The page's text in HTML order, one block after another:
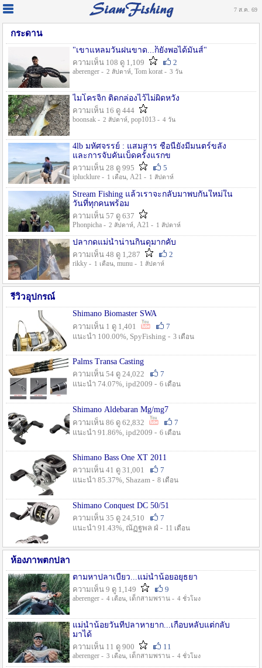
7 ส.ค. 69
กระดาน
"เขาแหลมวันฝนขาด...ก็ยังพอได้มันส์"
ความเห็น 108 ดู 1,109
2
aberenger - 2 สัปดาห์, Tom korat - 3 วัน
ไมโครจิ้ก ติดกล่องไว้ไม่ผิดหวัง
ความเห็น 16 ดู 444
boonsak - 2 สัปดาห์, pop1013 - 4 วัน
4lb มหัศจรรย์ : แสมสาร ชื่อนี้ยังมีมนตร์ขลัง
และการจับคันเบ็ดครั้งแรกข
ความเห็น 28 ดู 995
5
iplucklure - 1 เดือน, A21 - 1 สัปดาห์
Stream Fishing แล้วเราจะกลับมาพบกันใหม่ใน
วันที่ทุกคนพร้อม
ความเห็น 57 ดู 637
Phonpicha - 2 สัปดาห์, A21 - 1 สัปดาห์
ปลากดแม่น้ำน่านกินดุมากคับ
ความเห็น 48 ดู 1,287
2
rikky - 1 เดือน, munu - 1 สัปดาห์
รีวิวอุปกรณ์
Shimano Biomaster SWA
ความเห็น 1 ดู 1,401
7
แนะนำ 100.00%, SpyFishing - 3 เดือน
Palms Transa Casting
ความเห็น 54 ดู 24,022
7
แนะนำ 74.07%, ipd2009 - 6 เดือน
Shimano Aldebaran Mg/mg7
ความเห็น 86 ดู 62,832
7
แนะนำ 91.86%, ipd2009 - 6 เดือน
Shimano Bass One XT 2011
ความเห็น 41 ดู 31,001
7
แนะนำ 85.37%, Shazam - 8 เดือน
Shimano Conquest DC 50/51
ความเห็น 35 ดู 24,510
7
แนะนำ 91.43%, ณัฏฐพล ฝ่ - 11 เดือน
ห้องภาพตกปลา
ตามหาปลาเบี้ยว...แม่น้ำน้อยอยุธยา
ความเห็น 9 ดู 1,149
9
aberenger - 4 เดือน, เด็กสามพราน - 4 ชั่วโมง
แม่น้ำน้อยวันที่ปลาหายาก...เกือบหลับแต่กลับ
มาได้
ความเห็น 11 ดู 900
11
aberenger - 3 เดือน, เด็กสามพราน - 4 ชั่วโมง